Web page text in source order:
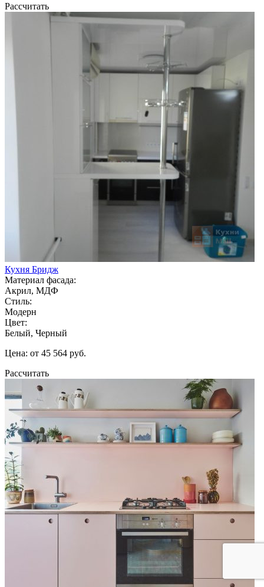
Рассчитать
Кухня Бридж
Материал фасада:
Акрил, МДФ
Стиль:
Модерн
Цвет:
Белый, Черный
Цена: от 45 564 руб.
Рассчитать